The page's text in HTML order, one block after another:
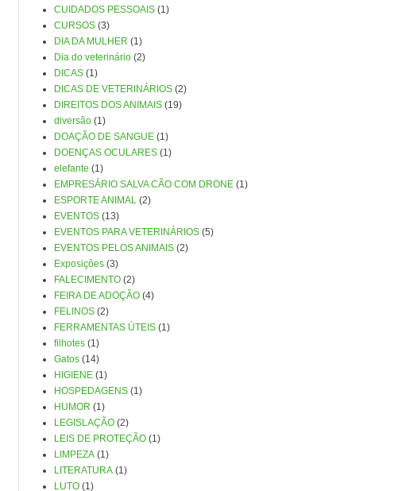
CUIDADOS PESSOAIS (1)
CURSOS (3)
DIA DA MULHER (1)
Dia do veterinário (2)
DICAS (1)
DICAS DE VETERINÁRIOS (2)
DIREITOS DOS ANIMAIS (19)
diversão (1)
DOAÇÃO DE SANGUE (1)
DOENÇAS OCULARES (1)
elefante (1)
EMPRESÁRIO SALVA CÃO COM DRONE (1)
ESPORTE ANIMAL (2)
EVENTOS (13)
EVENTOS PARA VETERINÁRIOS (5)
EVENTOS PELOS ANIMAIS (2)
Exposições (3)
FALECIMENTO (2)
FEIRA DE ADOÇÃO (4)
FELINOS (2)
FERRAMENTAS ÚTEIS (1)
filhotes (1)
Gatos (14)
HIGIENE (1)
HOSPEDAGENS (1)
HUMOR (1)
LEGISLAÇÃO (2)
LEIS DE PROTEÇÃO (1)
LIMPEZA (1)
LITERATURA (1)
LUTO (1)